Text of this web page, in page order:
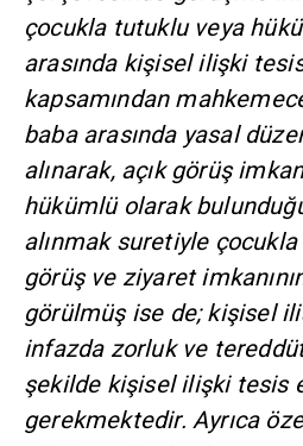
çocukla tutuklu veya
arasında kişisel ilişki
kapsamından
baba arasında yasal
alınarak, açık görüş
hükümlü olarak
alınmak suretiyle çocukla
görüş ve ziyaret imkanının
görülmüş ise de; kişisel
infazda zorluk ve
şekilde kişisel ilişki tesis
gerekmektedir. Ayrıca